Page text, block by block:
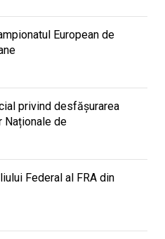
European de
privind desfășurarea
Naționale de
Federal al FRA din